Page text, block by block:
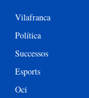
Vilafranca
Política
Successos
Esports
Oci